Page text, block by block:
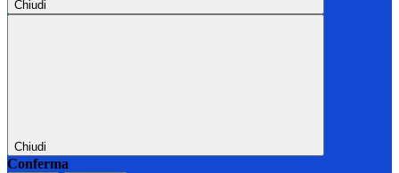
Chiudi
Chiudi
Conferma